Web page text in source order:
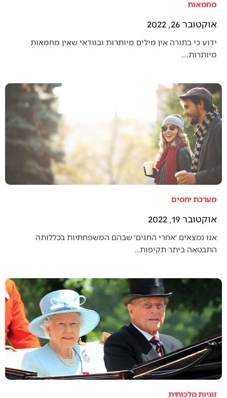
מחמאות
אוקטובר 26, 2022
ידוע כי בתורה אין מילים מיותרות ובוודאי שאין מחמאות
מיותרות.…
מערכת יחסים
אוקטובר 19, 2022
אנו נמצאים ׳אחרי החגים׳ שבהם המשפחתיות בכללותה
התבטאה ביתר תקיפות…
זוגיות מלכותית